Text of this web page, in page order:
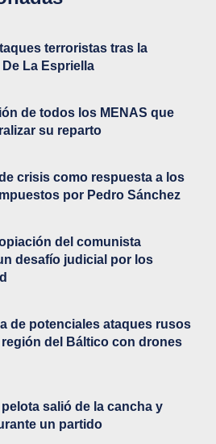
terroristas tras la
La Espriella
de todos los MENAS que
su reparto
crisis como respuesta a los
por Pedro Sánchez
del comunista
desafío judicial por los
de potenciales ataques rusos
del Báltico con drones
salió de la cancha y
un partido